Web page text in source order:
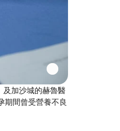
加沙城的赫魯醫
間曾受營養不良